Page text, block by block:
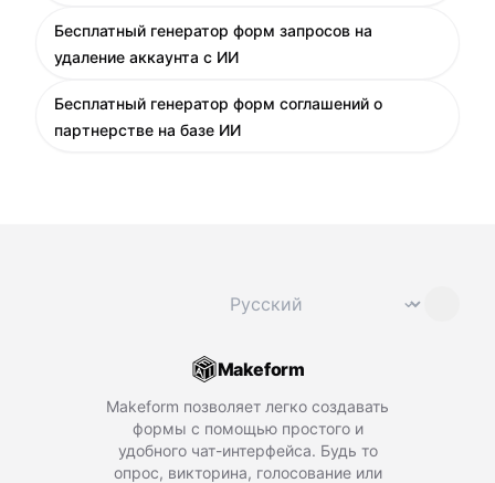
Бесплатный генератор форм запросов на
удаление аккаунта с ИИ
Бесплатный генератор форм соглашений о
партнерстве на базе ИИ
⌄
Makeform
Makeform позволяет легко создавать
формы с помощью простого и
удобного чат-интерфейса. Будь то
опрос, викторина, голосование или